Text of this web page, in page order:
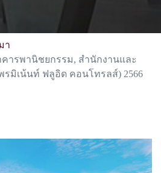
า
ารพานิชยกรรม, สำนักงานและ
รมิเน้นท์ ฟลูอิด คอนโทรลส์) 2566